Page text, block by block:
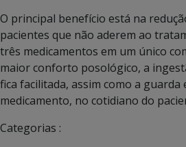
O principal benefício está na
pacientes que não aderem ao
três medicamentos em um único
maior conforto posológico, a
fica facilitada, assim como a
medicamento, no cotidiano do
Categorias :